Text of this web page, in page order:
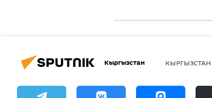
Кыргызстан КЫРГЫЗСТАН